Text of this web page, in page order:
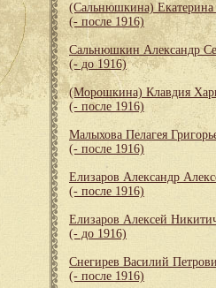
(Сальнюшкина) Екатерина
(- после 1916)
Сальнюшкин Александр
(- до 1916)
(Морошкина) Клавдия
(- после 1916)
Малыхова Пелагея
(- после 1916)
Елизаров Александр
(- после 1916)
Елизаров Алексей
(- до 1916)
Снегирев Василий
(- после 1916)